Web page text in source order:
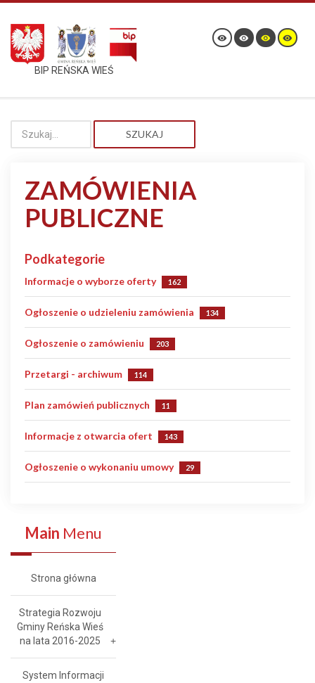
BIP REŃSKA WIEŚ
SZUKAJ
ZAMÓWIENIA
PUBLICZNE
Podkategorie
Informacje o wyborze oferty 162
Ogłoszenie o udzieleniu zamówienia 134
Ogłoszenie o zamówieniu 203
Przetargi - archiwum 114
Plan zamówień publicznych 11
Informacje z otwarcia ofert 143
Ogłoszenie o wykonaniu umowy 29
Main Menu
Strona główna
Strategia Rozwoju
Gminy Reńska Wieś
na lata 2016-2025
System Informacji